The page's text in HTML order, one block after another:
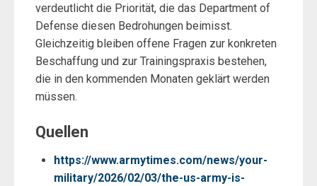
verdeutlicht die Priorität, die das Department of
Defense diesen Bedrohungen beimisst.
Gleichzeitig bleiben offene Fragen zur konkreten
Beschaffung und zur Trainingspraxis bestehen,
die in den kommenden Monaten geklärt werden
müssen.
Quellen
https://www.armytimes.com/news/your-
military/2026/02/03/the-us-army-is-